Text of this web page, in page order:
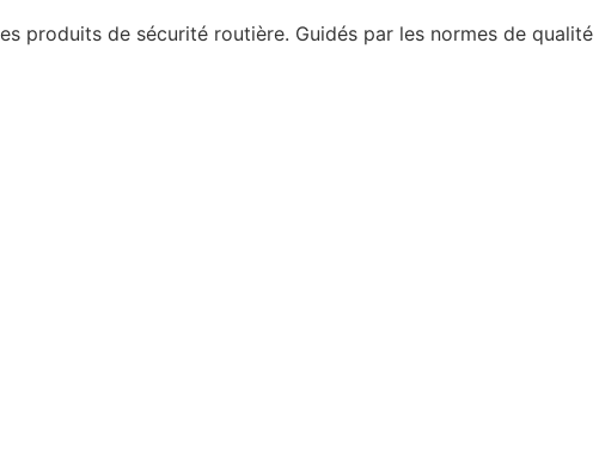
produits de sécurité routière. Guidés par les normes de